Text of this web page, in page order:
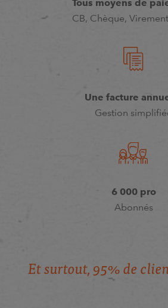
Tous moyens de
CB, Chèque,
Une facture
Gestion
6 000 pro
Abonnés
Et surtout, 95% de clie